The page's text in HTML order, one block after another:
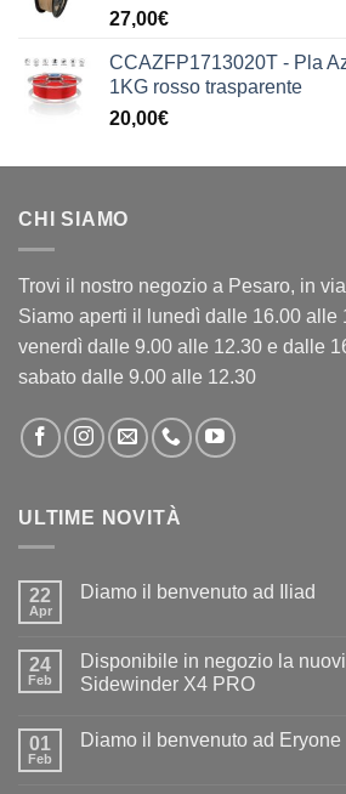
27,00€
CCAZFP1713020T - Pla
1KG rosso trasparente
20,00€
CHI SIAMO
Trovi il nostro negozio a Pesaro, in
Siamo aperti il lunedì dalle 16.00 alle
venerdì dalle 9.00 alle 12.30 e dalle
sabato dalle 9.00 alle 12.30
ULTIME NOVITÀ
22
Apr
Diamo il benvenuto ad Iliad
Diamo
il
benvenuto
24
Feb
Disponibile in negozio la
Sidewinder X4 PRO
su
01
Feb
Diamo il benvenuto ad Eryone